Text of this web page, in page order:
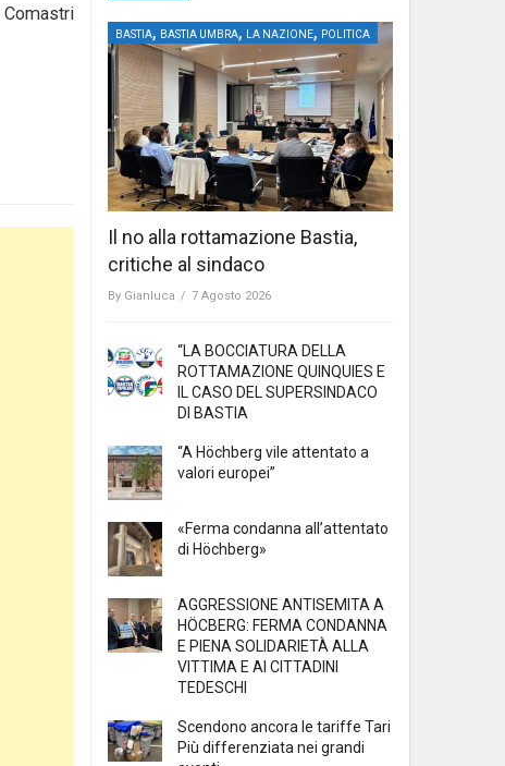
BASTIA, BASTIA UMBRA, LA NAZIONE, POLITICA
Il no alla rottamazione Bastia,
critiche al sindaco
By Gianluca / 7 Agosto 2026
“LA BOCCIATURA DELLA
ROTTAMAZIONE QUINQUIES E
IL CASO DEL SUPERSINDACO
DI BASTIA
“A Höchberg vile attentato a
valori europei”
«Ferma condanna all’attentato
di Höchberg»
AGGRESSIONE ANTISEMITA A
HÖCBERG: FERMA CONDANNA
E PIENA SOLIDARIETÀ ALLA
VITTIMA E AI CITTADINI
TEDESCHI
Scendono ancora le tariffe Tari
Più differenziata nei grandi